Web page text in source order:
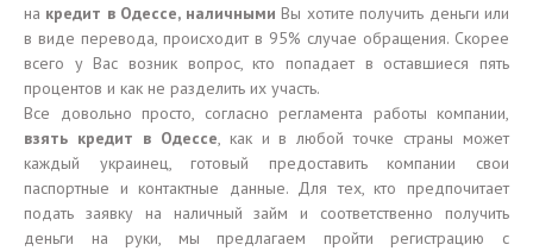
на кредит в Одессе, наличными Вы хотите получить деньги или
в виде перевода, происходит в 95% случае обращения. Скорее
всего у Вас возник вопрос, кто попадает в оставшиеся пять
процентов и как не разделить их участь.
Все довольно просто, согласно регламента работы компании,
взять кредит в Одессе, как и в любой точке страны может
каждый украинец, готовый предоставить компании свои
паспортные и контактные данные. Для тех, кто предпочитает
подать заявку на наличный займ и соответственно получить
деньги на руки, мы предлагаем пройти регистрацию с